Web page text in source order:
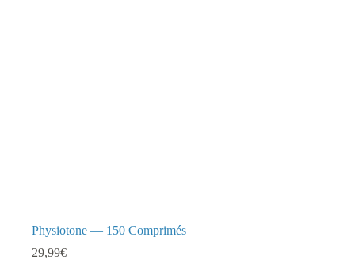
Physiotone — 150 Comprimés
29,99€